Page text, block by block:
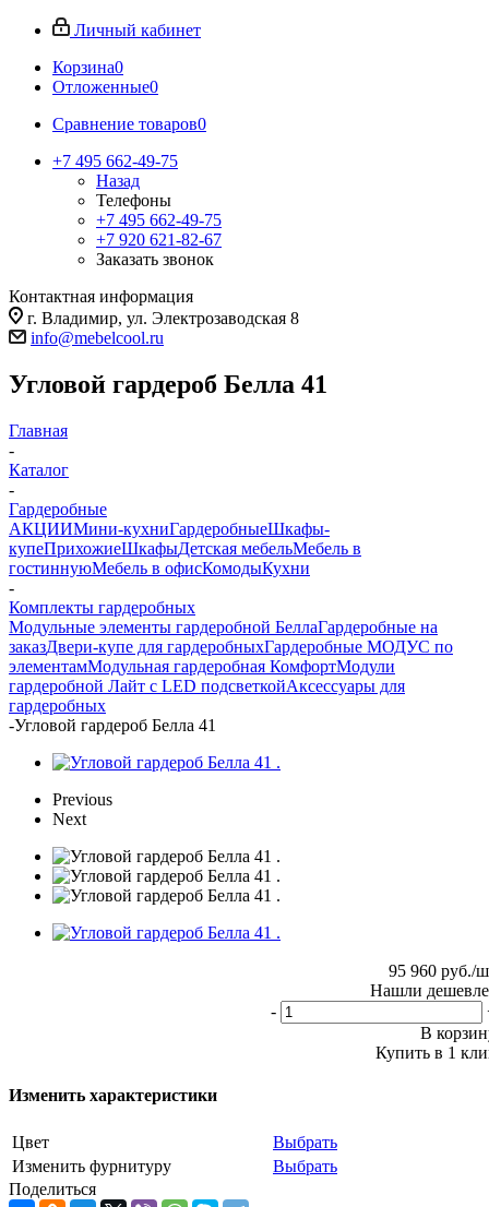
Личный кабинет
Корзина0
Отложенные0
Сравнение товаров0
+7 495 662-49-75
Назад
Телефоны
+7 495 662-49-75
+7 920 621-82-67
Заказать звонок
Контактная информация
г. Владимир, ул. Электрозаводская 8
info@mebelcool.ru
Угловой гардероб Белла 41
Главная
-
Каталог
-
Гардеробные
АКЦИИМини-кухниГардеробныеШкафы-
купеПрихожиеШкафыДетская мебельМебель в
гостиннуюМебель в офисКомодыКухни
-
Комплекты гардеробных
Модульные элементы гардеробной БеллаГардеробные на
заказДвери-купе для гардеробныхГардеробные МОДУС по
элементамМодульная гардеробная КомфортМодули
гардеробной Лайт с LED подсветкойАксессуары для
гардеробных
-Угловой гардероб Белла 41
Previous
Next
95 960 руб./
Нашли
-
В
Купить в 1
Изменить характеристики
Цвет
Выбрать
Изменить фурнитуру
Выбрать
Поделиться